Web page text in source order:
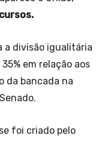
a divisão igualitária
em relação aos
da bancada na
foi criado pelo